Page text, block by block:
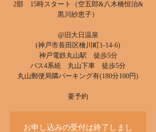
2部 15時スタート（空五郎&八木橋恒治&
黒川紗恵子）
@旧大日温泉
(‪神戸市長田区檜川町1-14-6)‬
‪神戸電鉄丸山駅 徒歩5分‬
‪バス4系統 丸山下車 徒歩5分‬
丸山郵便局隣パーキング有(180分100円)
要予約
お申し込みの受付は終了しまし